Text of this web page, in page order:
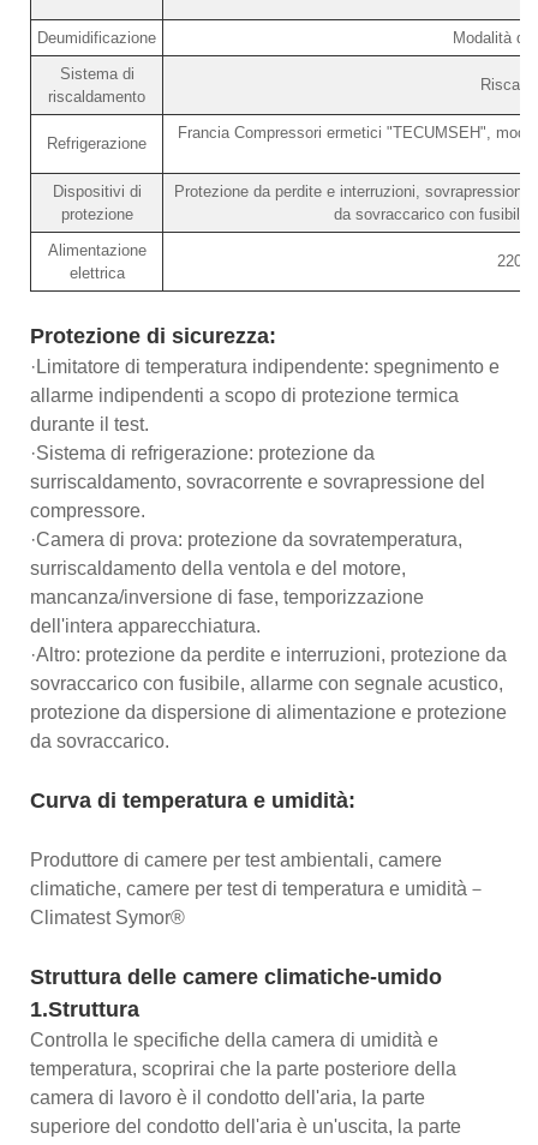
Deumidificazione
Modalità di
Sistema di
riscaldamento
Refrigerazione
Francia Compressori ermetici "TECUMSEH",
Dispositivi di
protezione
Protezione da perdite e interruzioni,
da sovraccarico con
Alimentazione
elettrica
Protezione di sicurezza:
·Limitatore di temperatura indipendente: spegnimento e
allarme indipendenti a scopo di protezione termica
durante il test.
·Sistema di refrigerazione: protezione da
surriscaldamento, sovracorrente e sovrapressione del
compressore.
·Camera di prova: protezione da sovratemperatura,
surriscaldamento della ventola e del motore,
mancanza/inversione di fase, temporizzazione
dell'intera apparecchiatura.
·Altro: protezione da perdite e interruzioni, protezione da
sovraccarico con fusibile, allarme con segnale acustico,
protezione da dispersione di alimentazione e protezione
da sovraccarico.
Curva di temperatura e umidità:
Produttore di camere per test ambientali, camere
climatiche, camere per test di temperatura e umidità－
Climatest Symor®
Struttura delle camere climatiche-umido
1.Struttura
Controlla le specifiche della camera di umidità e
temperatura, scoprirai che la parte posteriore della
camera di lavoro è il condotto dell'aria, la parte
superiore del condotto dell'aria è un'uscita, la parte